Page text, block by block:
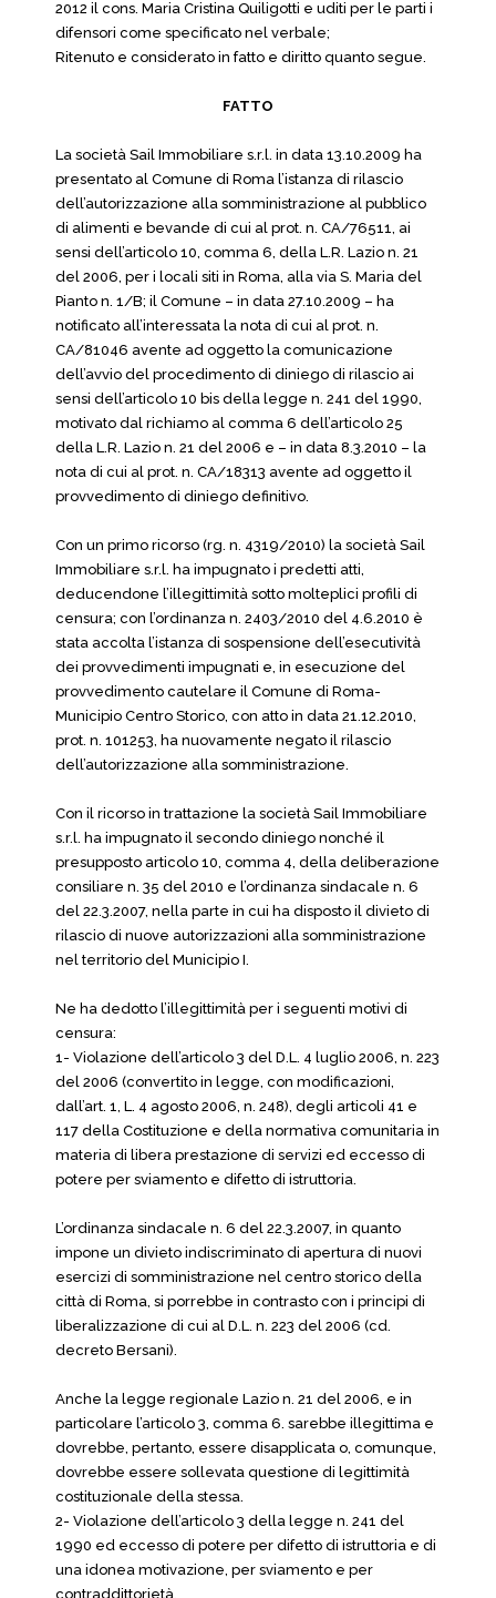
2012 il cons. Maria Cristina Quiligotti e uditi per le parti i
difensori come specificato nel verbale;
Ritenuto e considerato in fatto e diritto quanto segue.
FATTO
La società Sail Immobiliare s.r.l. in data 13.10.2009 ha
presentato al Comune di Roma l’istanza di rilascio
dell’autorizzazione alla somministrazione al pubblico
di alimenti e bevande di cui al prot. n. CA/76511, ai
sensi dell’articolo 10, comma 6, della L.R. Lazio n. 21
del 2006, per i locali siti in Roma, alla via S. Maria del
Pianto n. 1/B; il Comune – in data 27.10.2009 – ha
notificato all’interessata la nota di cui al prot. n.
CA/81046 avente ad oggetto la comunicazione
dell’avvio del procedimento di diniego di rilascio ai
sensi dell’articolo 10 bis della legge n. 241 del 1990,
motivato dal richiamo al comma 6 dell’articolo 25
della L.R. Lazio n. 21 del 2006 e – in data 8.3.2010 – la
nota di cui al prot. n. CA/18313 avente ad oggetto il
provvedimento di diniego definitivo.
Con un primo ricorso (rg. n. 4319/2010) la società Sail
Immobiliare s.r.l. ha impugnato i predetti atti,
deducendone l’illegittimità sotto molteplici profili di
censura; con l’ordinanza n. 2403/2010 del 4.6.2010 è
stata accolta l’istanza di sospensione dell’esecutività
dei provvedimenti impugnati e, in esecuzione del
provvedimento cautelare il Comune di Roma-
Municipio Centro Storico, con atto in data 21.12.2010,
prot. n. 101253, ha nuovamente negato il rilascio
dell’autorizzazione alla somministrazione.
Con il ricorso in trattazione la società Sail Immobiliare
s.r.l. ha impugnato il secondo diniego nonché il
presupposto articolo 10, comma 4, della deliberazione
consiliare n. 35 del 2010 e l’ordinanza sindacale n. 6
del 22.3.2007, nella parte in cui ha disposto il divieto di
rilascio di nuove autorizzazioni alla somministrazione
nel territorio del Municipio I.
Ne ha dedotto l’illegittimità per i seguenti motivi di
censura:
1- Violazione dell’articolo 3 del D.L. 4 luglio 2006, n. 223
del 2006 (convertito in legge, con modificazioni,
dall’art. 1, L. 4 agosto 2006, n. 248), degli articoli 41 e
117 della Costituzione e della normativa comunitaria in
materia di libera prestazione di servizi ed eccesso di
potere per sviamento e difetto di istruttoria.
L’ordinanza sindacale n. 6 del 22.3.2007, in quanto
impone un divieto indiscriminato di apertura di nuovi
esercizi di somministrazione nel centro storico della
città di Roma, si porrebbe in contrasto con i principi di
liberalizzazione di cui al D.L. n. 223 del 2006 (cd.
decreto Bersani).
Anche la legge regionale Lazio n. 21 del 2006, e in
particolare l’articolo 3, comma 6. sarebbe illegittima e
dovrebbe, pertanto, essere disapplicata o, comunque,
dovrebbe essere sollevata questione di legittimità
costituzionale della stessa.
2- Violazione dell’articolo 3 della legge n. 241 del
1990 ed eccesso di potere per difetto di istruttoria e di
una idonea motivazione, per sviamento e per
contraddittorietà.